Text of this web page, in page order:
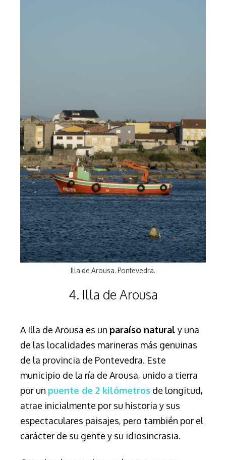
Illa de Arousa. Pontevedra.
4. Illa de Arousa
A Illa de Arousa es un paraíso natural y una
de las localidades marineras más genuinas
de la provincia de Pontevedra. Este
municipio de la ría de Arousa, unido a tierra
por un puente de 2 kilómetros de longitud,
atrae inicialmente por su historia y sus
espectaculares paisajes, pero también por el
carácter de su gente y su idiosincrasia.